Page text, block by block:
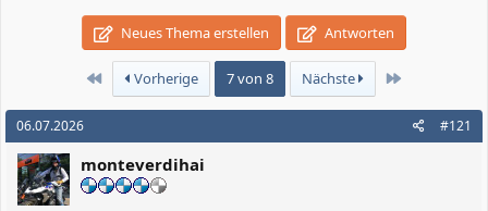
Neues Thema erstellen Antworten
Erste Vorherige 7 von 8 Nächste Letzte
06.07.2026 #121
monteverdihai